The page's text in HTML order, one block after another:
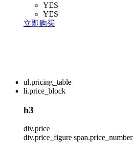
YES
YES
立即购买
ul.pricing_table
li.price_block
h3
div.price
div.price_figure span.price_number